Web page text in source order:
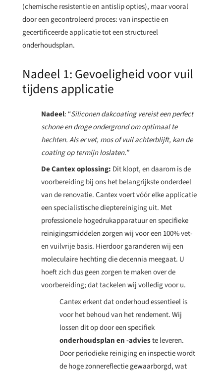
(chemische resistentie en antislip opties), maar vooral
door een gecontroleerd proces: van inspectie en
gecertificeerde applicatie tot een structureel
onderhoudsplan.
Nadeel 1: Gevoeligheid voor vuil
tijdens applicatie
Nadeel: “Siliconen dakcoating vereist een perfect
schone en droge ondergrond om optimaal te
hechten. Als er vet, mos of vuil achterblijft, kan de
coating op termijn loslaten.”
De Cantex oplossing: Dit klopt, en daarom is de
voorbereiding bij ons het belangrijkste onderdeel
van de renovatie. Cantex voert vóór elke applicatie
een specialistische dieptereiniging uit. Met
professionele hogedrukapparatuur en specifieke
reinigingsmiddelen zorgen wij voor een 100% vet-
en vuilvrije basis. Hierdoor garanderen wij een
moleculaire hechting die decennia meegaat. U
hoeft zich dus geen zorgen te maken over de
voorbereiding; dat tackelen wij volledig voor u.
Cantex erkent dat onderhoud essentieel is
voor het behoud van het rendement. Wij
lossen dit op door een specifiek
onderhoudsplan en -advieste leveren.
Door periodieke reiniging en inspectie wordt
de hoge zonnereflectie gewaarborgd, wat